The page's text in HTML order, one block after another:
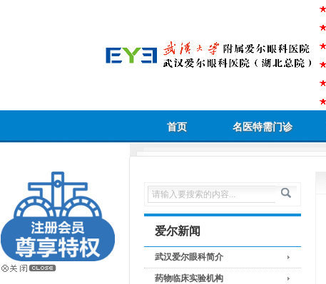
首页 名医特需门诊
爱尔新闻
武汉爱尔眼科简介
药物临床实验机构